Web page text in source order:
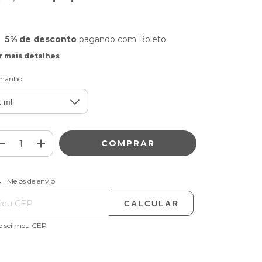
5% de descontopagando com Boleto
mais detalhes
para o CEP:
Meios de envio
CALCULAR
sei meu CEP